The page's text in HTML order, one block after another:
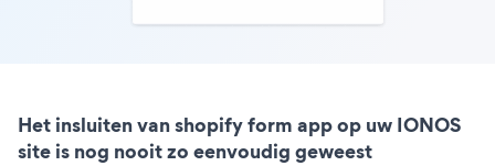
Het insluiten van shopify form app op uw IONOS
site is nog nooit zo eenvoudig geweest